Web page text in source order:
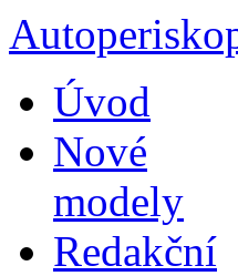
obsahu
webu
Úvod
Nové
modely
Redakční